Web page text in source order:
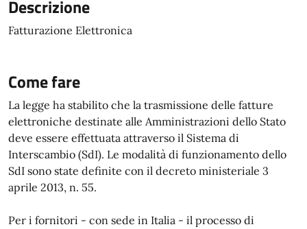
Descrizione
Fatturazione Elettronica
Come fare
La legge ha stabilito che la trasmissione delle fatture
elettroniche destinate alle Amministrazioni dello Stato
deve essere effettuata attraverso il Sistema di
Interscambio (SdI). Le modalità di funzionamento dello
SdI sono state definite con il decreto ministeriale 3
aprile 2013, n. 55.
Per i fornitori - con sede in Italia - il processo di